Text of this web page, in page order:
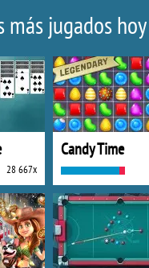
más jugados hoy
28 667x
Candy Time